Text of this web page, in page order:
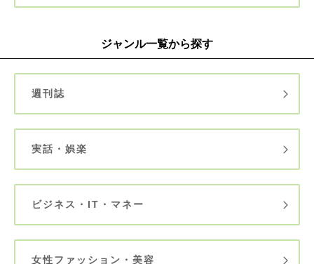
ジャンル一覧から探す
週刊誌
実話・娯楽
ビジネス・IT・マネー
女性ファッション・美容